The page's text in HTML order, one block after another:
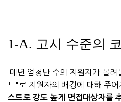
1-A. 고시 수준의
매년 엄청난 수의 지원자가 몰려
드"로 지원자의 배경에 대해 주어
스트로 강도 높게 면접대상자를